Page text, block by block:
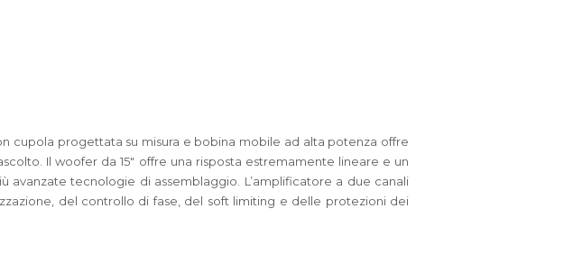
cupola progettata su misura e bobina mobile ad alta potenza offre
Il woofer da 15″ offre una risposta estremamente lineare e un
tecnologie di assemblaggio. L’amplificatore a due canali
del controllo di fase, del soft limiting e delle protezioni dei